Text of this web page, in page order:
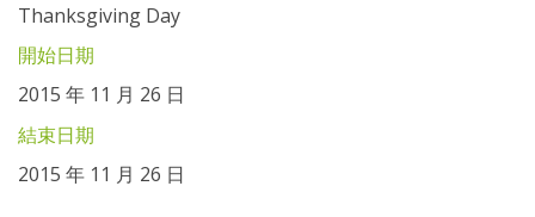
Thanksgiving Day
開始日期
2015 年 11 月 26 日
結束日期
2015 年 11 月 26 日